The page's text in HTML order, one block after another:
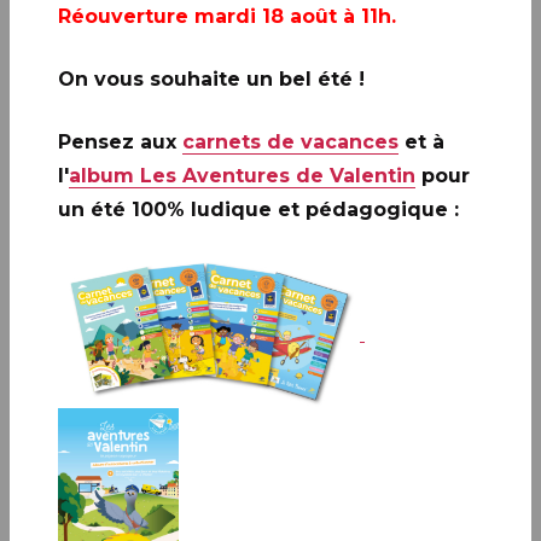
Dans de nombreux bureaux de poste
Musée de La Poste
Par abonnement
Service clients commercial de Philaposte
Sitewww.laposte.fr
Sur réservation auprès de votre buraliste
Réouverture mardi 18 août à 11h.
On vous souhaite un bel été !
Pensez aux carnets de vacances et à
l'album Les Aventures de Valentin pour
un été 100% ludique et pédagogique :